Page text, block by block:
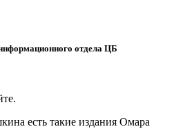
отдела ЦБ
есть такие издания Омара